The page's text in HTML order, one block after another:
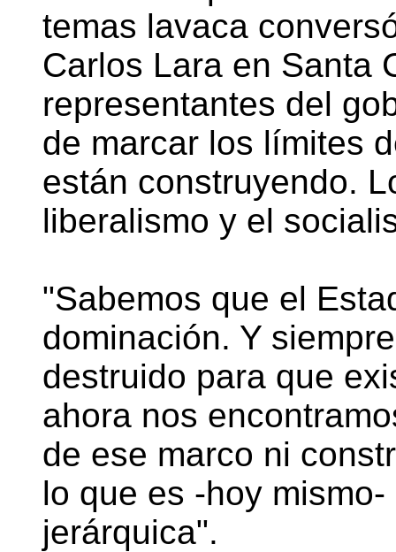
temas lavaca
Carlos Lara en Santa
representantes del
de marcar los límites
están construyendo.
liberalismo y el
"Sabemos que el
dominación. Y
destruido para que
ahora nos
de ese marco ni
lo que es -hoy
jerárquica".